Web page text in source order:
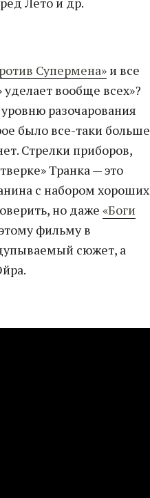
Супермена» и все
вообще всех»?
разочарования
было все-таки больше
Стрелки приборов,
Транка — это
с набором хороших
но даже«Боги
фильму в
сюжет, а